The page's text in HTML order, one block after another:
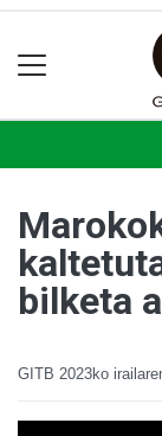
bilketa
GITB 2023ko